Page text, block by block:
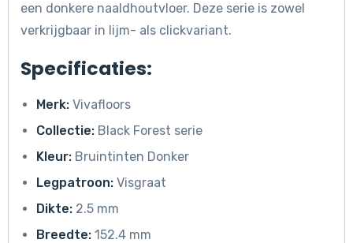
een donkere naaldhoutvloer. Deze serie is zowel
verkrijgbaar in lijm- als clickvariant.
Specificaties:
Merk: Vivafloors
Collectie: Black Forest serie
Kleur: Bruintinten Donker
Legpatroon: Visgraat
Dikte: 2.5 mm
Breedte: 152.4 mm